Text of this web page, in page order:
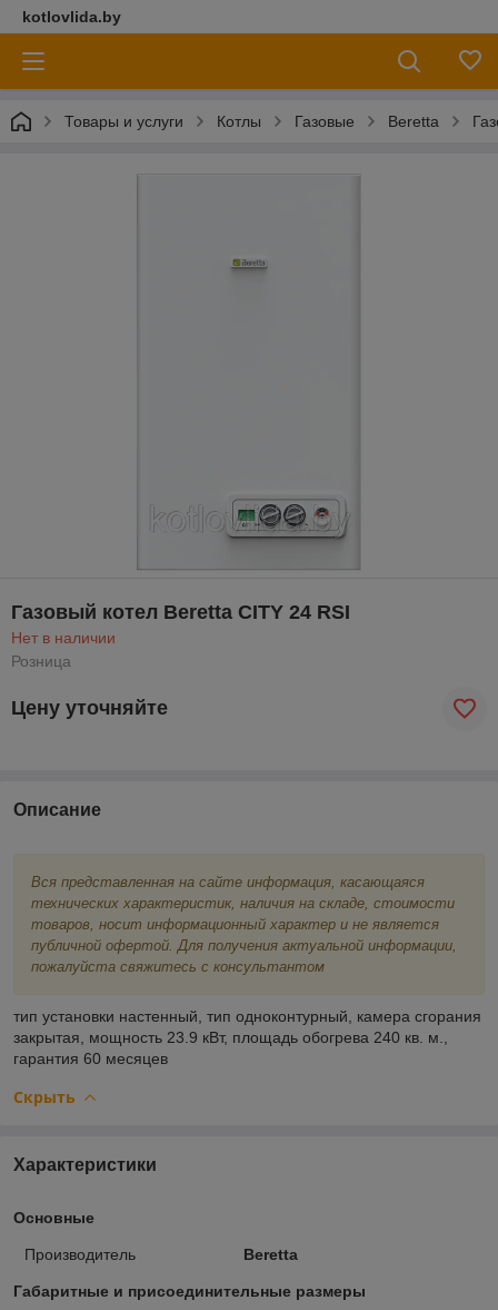
kotlovlida.by
Товары и услуги Котлы Газовые Beretta
Газовый котел Beretta CITY 24 RSI
Нет в наличии
Розница
Цену уточняйте
Описание
Вся представленная на сайте информация, касающаяся
технических характеристик, наличия на складе, стоимости
товаров, носит информационный характер и не является
публичной офертой. Для получения актуальной информации,
пожалуйста свяжитесь с консультантом
тип установки настенный, тип одноконтурный, камера сгорания
закрытая, мощность 23.9 кВт, площадь обогрева 240 кв. м.,
гарантия 60 месяцев
Скрыть
Характеристики
Основные
Производитель Beretta
Габаритные и присоединительные размеры